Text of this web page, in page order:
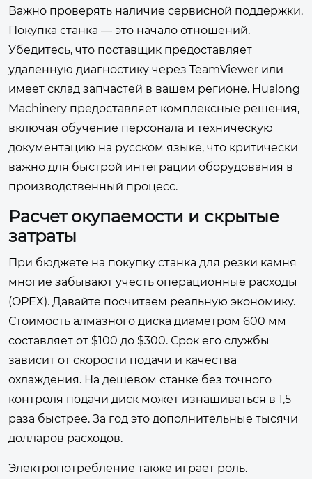
Важно проверять наличие сервисной поддержки.
Покупка станка — это начало отношений.
Убедитесь, что поставщик предоставляет
удаленную диагностику через TeamViewer или
имеет склад запчастей в вашем регионе. Hualong
Machinery предоставляет комплексные решения,
включая обучение персонала и техническую
документацию на русском языке, что критически
важно для быстрой интеграции оборудования в
производственный процесс.
Расчет окупаемости и скрытые
затраты
При бюджете на покупку станка для резки камня
многие забывают учесть операционные расходы
(OPEX). Давайте посчитаем реальную экономику.
Стоимость алмазного диска диаметром 600 мм
составляет от $100 до $300. Срок его службы
зависит от скорости подачи и качества
охлаждения. На дешевом станке без точного
контроля подачи диск может изнашиваться в 1,5
раза быстрее. За год это дополнительные тысячи
долларов расходов.
Электропотребление также играет роль.